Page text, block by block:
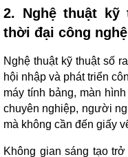
2. Nghệ thuật kỹ
thời đại công nghệ
Nghệ thuật kỹ thuật số
hội nhập và phát triển
máy tính bảng, màn
chuyên nghiệp, người
mà không cần đến giấy
Không gian sáng tạo